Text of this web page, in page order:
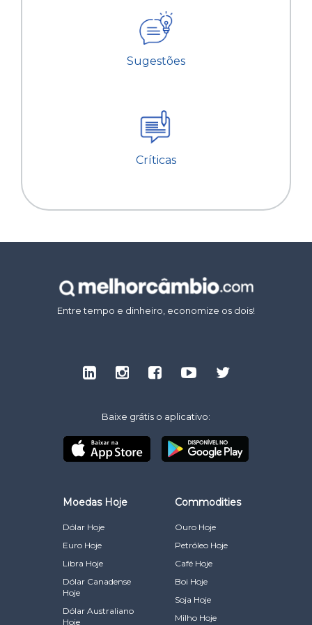
Sugestões
Críticas
Entre tempo e dinheiro, economize os dois!
Baixe grátis o aplicativo:
Moedas Hoje
Dólar Hoje
Euro Hoje
Libra Hoje
Dólar Canadense
Hoje
Dólar Australiano
Hoje
Commodities
Ouro Hoje
Petróleo Hoje
Café Hoje
Boi Hoje
Soja Hoje
Milho Hoje